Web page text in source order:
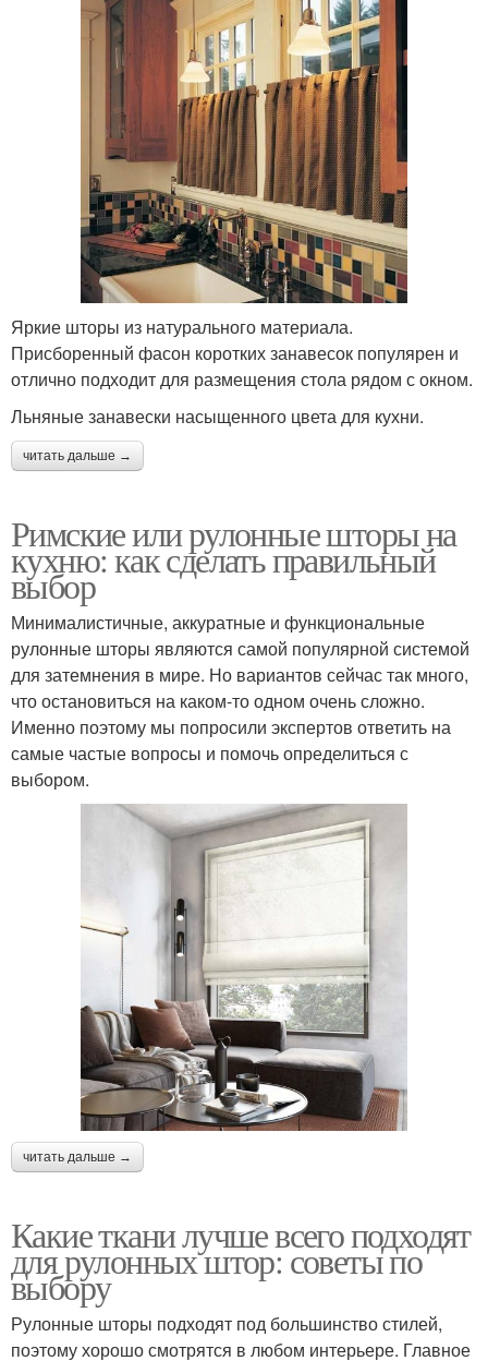
Яркие шторы из натурального материала.
Присборенный фасон коротких занавесок популярен и
отлично подходит для размещения стола рядом с окном.
Льняные занавески насыщенного цвета для кухни.
читать дальше →
Римские или рулонные шторы на
кухню: как сделать правильный
выбор
Минималистичные, аккуратные и функциональные
рулонные шторы являются самой популярной системой
для затемнения в мире. Но вариантов сейчас так много,
что остановиться на каком-то одном очень сложно.
Именно поэтому мы попросили экспертов ответить на
самые частые вопросы и помочь определиться с
выбором.
читать дальше →
Какие ткани лучше всего подходят
для рулонных штор: советы по
выбору
Рулонные шторы подходят под большинство стилей,
поэтому хорошо смотрятся в любом интерьере. Главное